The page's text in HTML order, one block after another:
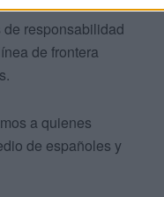
responsabilidad
de frontera
a quienes
de españoles y